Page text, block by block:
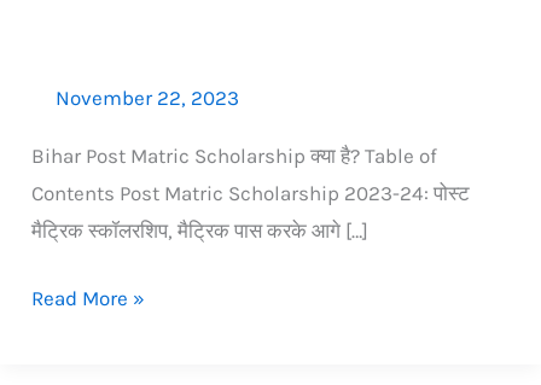
November 22, 2023
Bihar Post Matric Scholarship क्या है? Table of
Contents Post Matric Scholarship 2023-24: पोस्ट
मैट्रिक स्कॉलरशिप, मैट्रिक पास करके आगे […]
Read More »